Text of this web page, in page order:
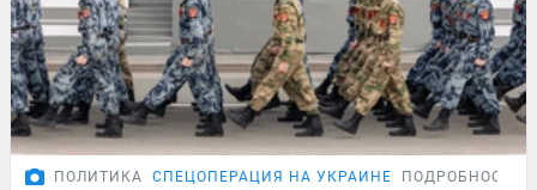
ПОЛИТИКА СПЕЦОПЕРАЦИЯ НА УКРАИНЕ ПОДРОБНОСТИ